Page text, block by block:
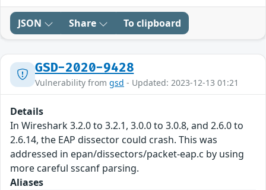
JSON Share To clipboard
GSD-2020-9428
Vulnerability from gsd - Updated: 2023-12-13 01:21
Details
In Wireshark 3.2.0 to 3.2.1, 3.0.0 to 3.0.8, and 2.6.0 to
2.6.14, the EAP dissector could crash. This was
addressed in epan/dissectors/packet-eap.c by using
more careful sscanf parsing.
Aliases